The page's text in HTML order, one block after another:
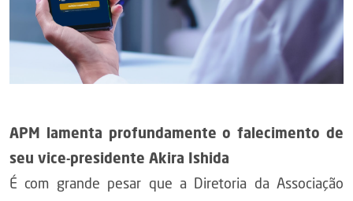
APM lamenta profundamente o falecimento de
seu vice-presidente Akira Ishida
É com grande pesar que a Diretoria da Associação